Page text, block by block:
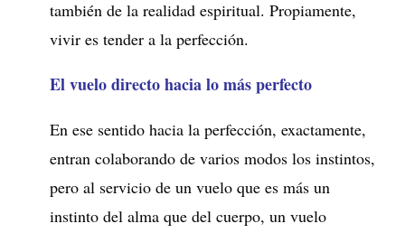
también de la realidad espiritual. Propiamente,
vivir es tender a la perfección.
El vuelo directo hacia lo más perfecto
En ese sentido hacia la perfección, exactamente,
entran colaborando de varios modos los instintos,
pero al servicio de un vuelo que es más un
instinto del alma que del cuerpo, un vuelo